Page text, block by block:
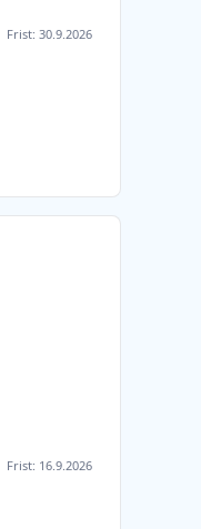
Frist: 30.9.2026
Frist: 16.9.2026